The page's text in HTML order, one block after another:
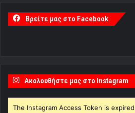
Βρείτε μας στο Facebook
Ακολουθήστε μας στο Instagram
The Instagram Access Token is